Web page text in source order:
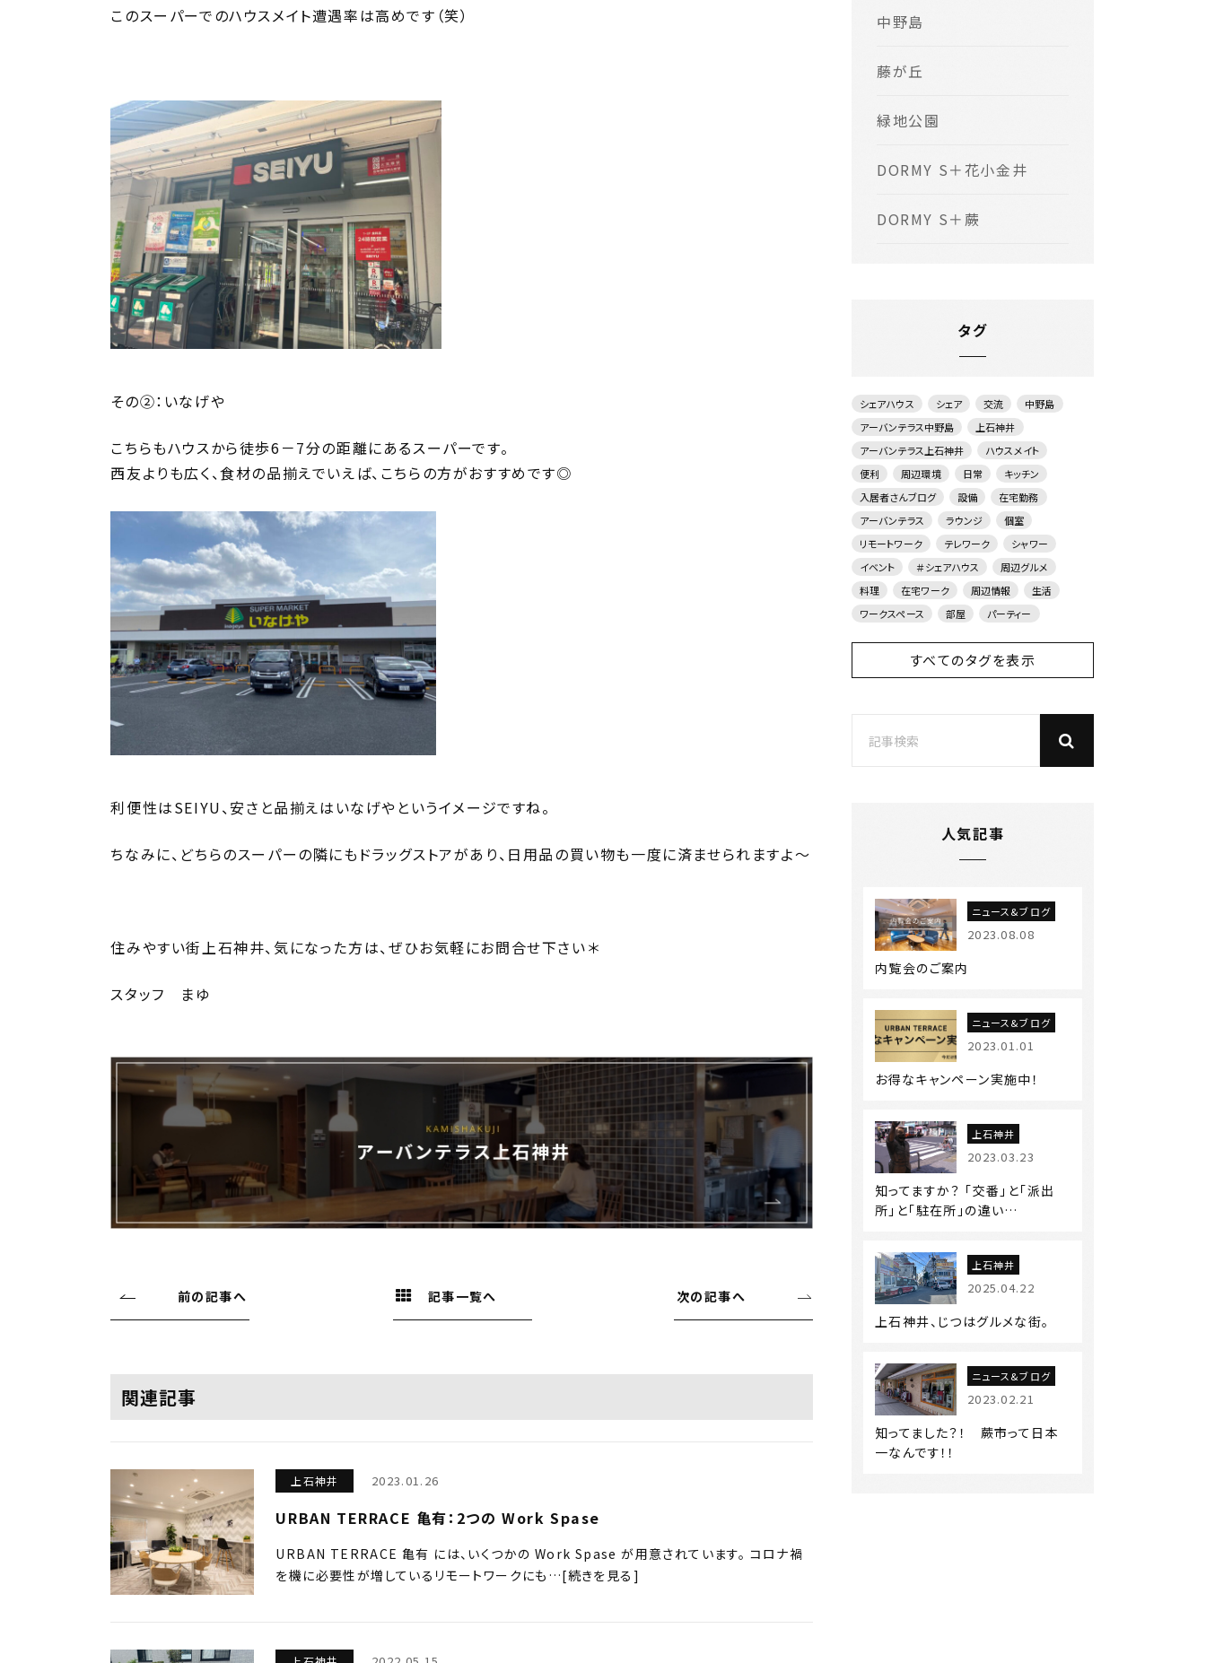
このスーパーでのハウスメイト遭遇率は高めです（笑）
その②：いなげや
こちらもハウスから徒歩6－7分の距離にあるスーパーです。
西友よりも広く、食材の品揃えでいえば、こちらの方がおすすめです◎
利便性はSEIYU、安さと品揃えはいなげやというイメージですね。
ちなみに、どちらのスーパーの隣にもドラッグストアがあり、日用品の買い物も一度に済ませられますよ～
住みやすい街上石神井、気になった方は、ぜひお気軽にお問合せ下さい＊
スタッフ まゆ
前の記事へ 記事一覧へ 次の記事へ
関連記事
上石神井 2023.01.26
URBAN TERRACE 亀有：2つの Work Spase
URBAN TERRACE 亀有 には、いくつかの Work Spase が用意されています。 コロナ禍
を機に必要性が増しているリモートワークにも…[続きを見る]
中野島
藤が丘
緑地公園
DORMY S＋花小金井
DORMY S＋蕨
タグ
シェアハウス シェア 交流
中野島
アーバンテラス中野島
上石神井
アーバンテラス上石神井
ハウスメイト
便利
周辺環境 日常
キッチン
入居者さんブログ
設備
在宅勤務
アーバンテラス
ラウンジ
個室
リモートワーク
テレワーク
シャワー
イベント
＃シェアハウス
周辺グルメ
料理
在宅ワーク 周辺情報
生活
ワークスペース
部屋 パーティー
すべてのタグを表示
人気記事
ニュース&ブログ
2023.08.08
内覧会のご案内
ニュース&ブログ
2023.01.01
お得なキャンペーン実施中！
上石神井
2023.03.23
知ってますか？ 「交番」と「派出
所」と「駐在所」の違い…
上石神井
2025.04.22
上石神井、じつはグルメな街。
ニュース&ブログ
2023.02.21
知ってました？！ 蕨市って日本
一なんです！！